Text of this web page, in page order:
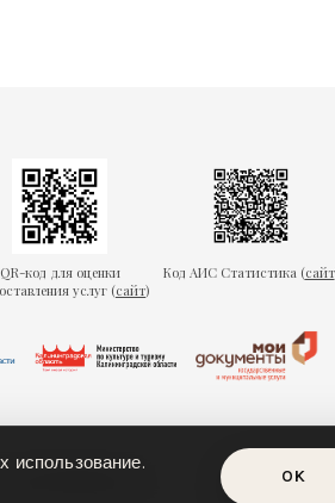
QR-код для оценки
услуг (сайт)
Код АИС Статистика (сайт
использование.
OK